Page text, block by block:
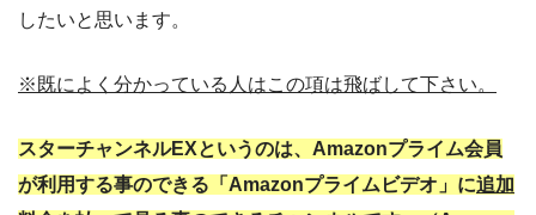
したいと思います。
※既によく分かっている人はこの項は飛ばして下さい。
スターチャンネルEXというのは、Amazonプライム会員
が利用する事のできる「Amazonプライムビデオ」に追加